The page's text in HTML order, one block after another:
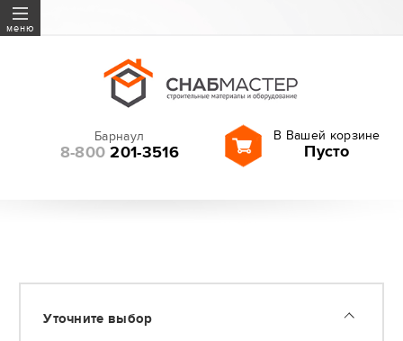
меню
Барнаул
8-800 201-3516
В Вашей корзине
Пусто
Уточните выбор
Бетон
Виброоборудование
Вышки-туры
Запчасти и расходные
материалы
Садовая техника